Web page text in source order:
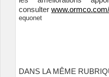
consulter
equonet
DANS LA MÊME